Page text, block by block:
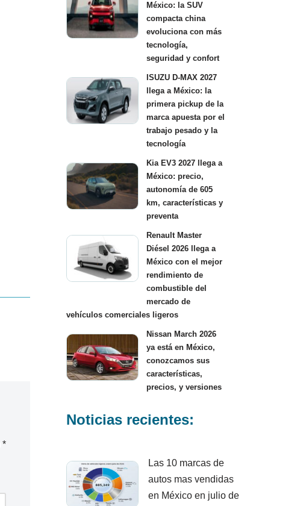
*
México: la SUV
compacta china
evoluciona con más
tecnología,
seguridad y confort
ISUZU D-MAX 2027
llega a México: la
primera pickup de la
marca apuesta por el
trabajo pesado y la
tecnología
Kia EV3 2027 llega a
México: precio,
autonomía de 605
km, características y
preventa
Renault Master
Diésel 2026 llega a
México con el mejor
rendimiento de
combustible del
mercado de
vehículos comerciales ligeros
Nissan March 2026
ya está en México,
conozcamos sus
características,
precios, y versiones
Noticias recientes:
Las 10 marcas de
autos mas vendidas
en México en julio de